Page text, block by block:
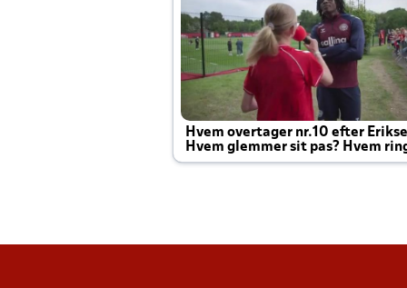
Hvem overtager nr.10 efter
Hvem glemmer sit pas? Hvem
Joachim altid til efter kampe?